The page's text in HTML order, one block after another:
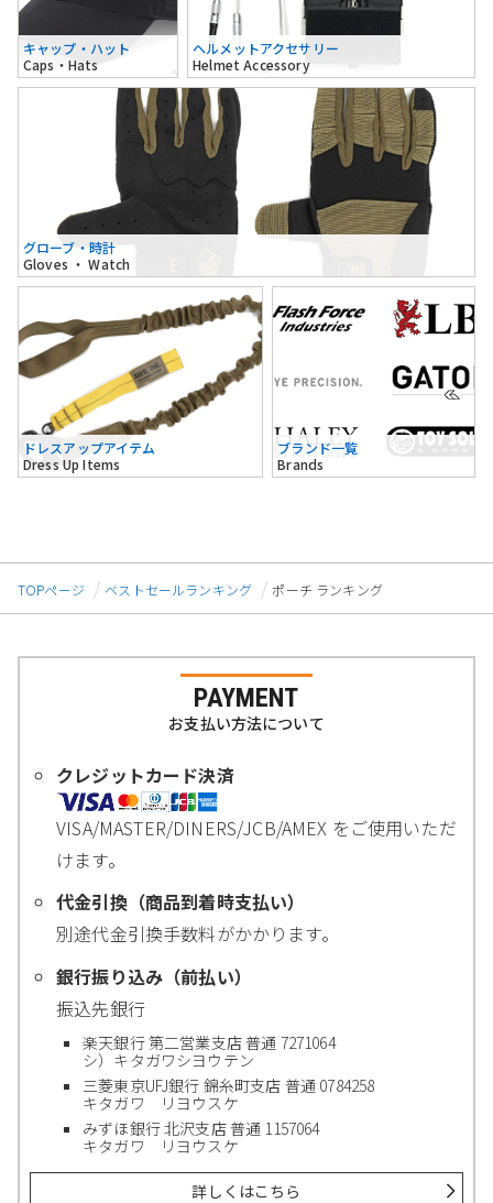
キャップ・ハット
Caps・Hats
ヘルメットアクセサリー
Helmet Accessory
グローブ・時計
Gloves ・ Watch
ドレスアップアイテム
Dress Up Items
ブランド一覧
Brands
TOPページ ベストセールランキング ポーチ ランキング
PAYMENT
お支払い方法について
クレジットカード決済
VISA/MASTER/DINERS/JCB/AMEX をご使用いただ
けます。
代金引換（商品到着時支払い）
別途代金引換手数料がかかります。
銀行振り込み（前払い）
振込先銀行
楽天銀行 第二営業支店 普通 7271064
シ）キタガワシヨウテン
三菱東京UFJ銀行 錦糸町支店 普通 0784258
キタガワ リヨウスケ
みずほ銀行 北沢支店 普通 1157064
キタガワ リヨウスケ
詳しくはこちら